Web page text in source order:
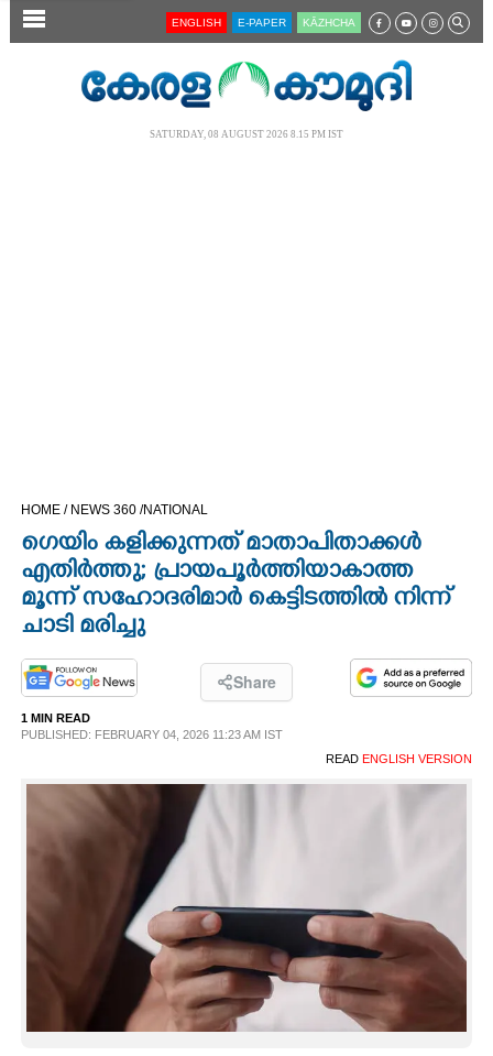
SECTIONS
CINEMA
OPINION
CARTOONS
ENGLISH E-PAPER KĀZHCHA
SATURDAY, 08 AUGUST 2026 8.15 PM IST
HOME / NEWS 360 /NATIONAL
ഗെയിം കളിക്കുന്നത് മാതാപിതാക്കൾ
എതിർത്തു; പ്രായപൂർത്തിയാകാത്ത
മൂന്ന് സഹോദരിമാർ കെട്ടിടത്തിൽ നിന്ന്
ചാടി മരിച്ചു
Share
1 MIN READ
PUBLISHED: FEBRUARY 04, 2026 11:23 AM IST
READ ENGLISH VERSION